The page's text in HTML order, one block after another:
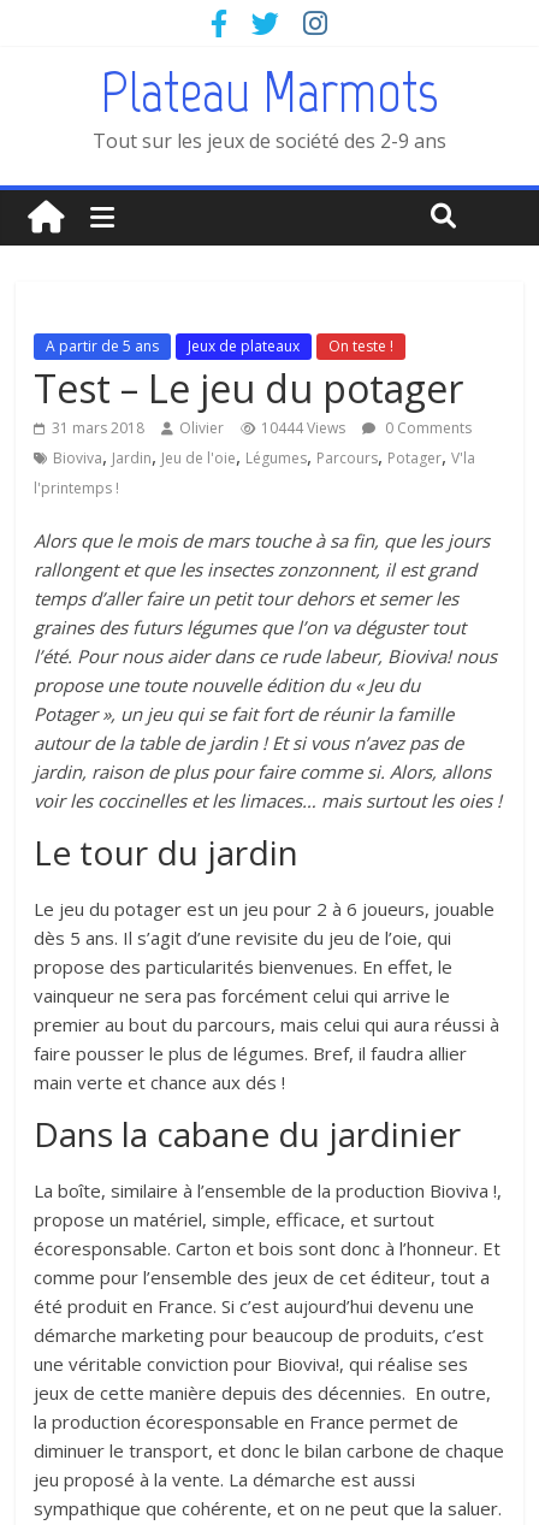
Plateau Marmots
Tout sur les jeux de société des 2-9 ans
A partir de 5 ans Jeux de plateaux On teste !
Test – Le jeu du potager
31 mars 2018 Olivier 10444 Views
0 Comments
Bioviva, Jardin, Jeu de l'oie, Légumes, Parcours, Potager,V'la
l'printemps !
Alors que le mois de mars touche à sa fin, que les jours
rallongent et que les insectes zonzonnent, il est grand
temps d’aller faire un petit tour dehors et semer les
graines des futurs légumes que l’on va déguster tout
l’été. Pour nous aider dans ce rude labeur, Bioviva! nous
propose une toute nouvelle édition du « Jeu du
Potager », un jeu qui se fait fort de réunir la famille
autour de la table de jardin ! Et si vous n’avez pas de
jardin, raison de plus pour faire comme si. Alors, allons
voir les coccinelles et les limaces… mais surtout les oies !
Le tour du jardin
Le jeu du potager est un jeu pour 2 à 6 joueurs, jouable
dès 5 ans. Il s’agit d’une revisite du jeu de l’oie, qui
propose des particularités bienvenues. En effet, le
vainqueur ne sera pas forcément celui qui arrive le
premier au bout du parcours, mais celui qui aura réussi à
faire pousser le plus de légumes. Bref, il faudra allier
main verte et chance aux dés !
Dans la cabane du jardinier
La boîte, similaire à l’ensemble de la production Bioviva !,
propose un matériel, simple, efficace, et surtout
écoresponsable. Carton et bois sont donc à l’honneur. Et
comme pour l’ensemble des jeux de cet éditeur, tout a
été produit en France. Si c’est aujourd’hui devenu une
démarche marketing pour beaucoup de produits, c’est
une véritable conviction pour Bioviva!, qui réalise ses
jeux de cette manière depuis des décennies. En outre,
la production écoresponsable en France permet de
diminuer le transport, et donc le bilan carbone de chaque
jeu proposé à la vente. La démarche est aussi
sympathique que cohérente, et on ne peut que la saluer.